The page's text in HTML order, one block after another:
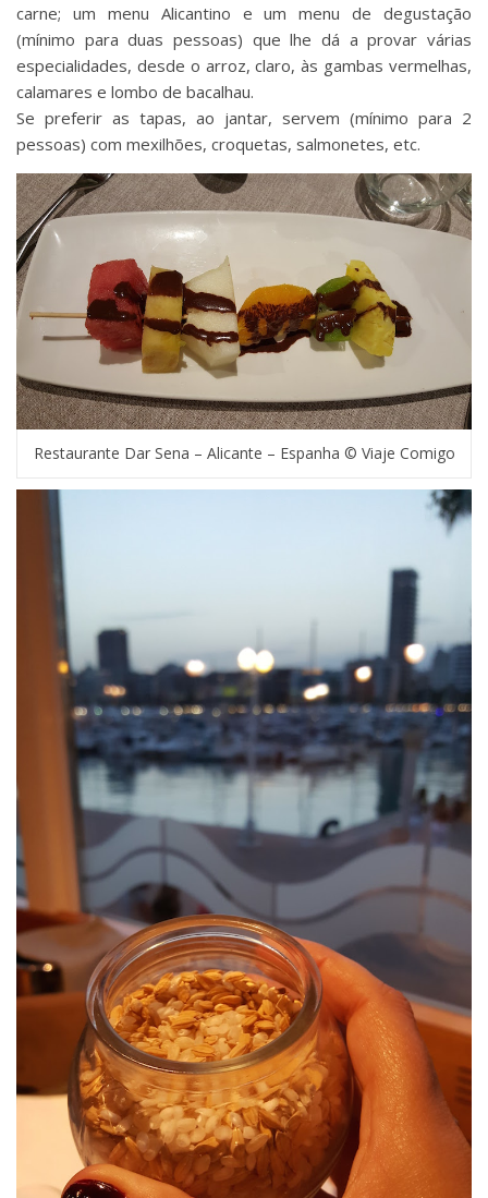
carne; um menu Alicantino e um menu de degustação
(mínimo para duas pessoas) que lhe dá a provar várias
especialidades, desde o arroz, claro, às gambas vermelhas,
calamares e lombo de bacalhau.
Se preferir as tapas, ao jantar, servem (mínimo para 2
pessoas) com mexilhões, croquetas, salmonetes, etc.
Restaurante Dar Sena – Alicante – Espanha © Viaje Comigo